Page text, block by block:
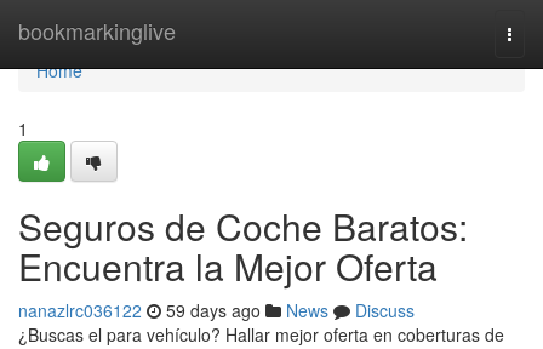
bookmarkinglive
Home
Home
1
Seguros de Coche Baratos:
Encuentra la Mejor Oferta
nanazlrc036122 59 days ago News
Discuss
¿Buscas el para vehículo? Hallar mejor oferta en coberturas de